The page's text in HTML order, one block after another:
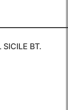
SICILE BT.